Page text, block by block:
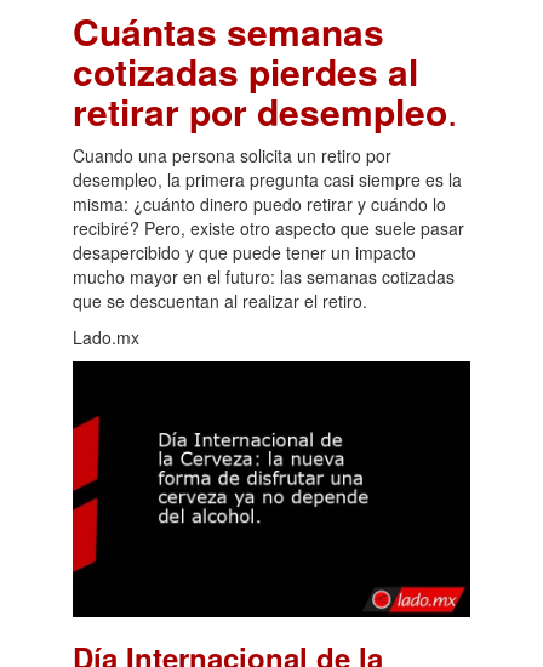
Cuántas semanas
cotizadas pierdes al
retirar por desempleo.
Cuando una persona solicita un retiro por
desempleo, la primera pregunta casi siempre es la
misma: ¿cuánto dinero puedo retirar y cuándo lo
recibiré? Pero, existe otro aspecto que suele pasar
desapercibido y que puede tener un impacto
mucho mayor en el futuro: las semanas cotizadas
que se descuentan al realizar el retiro.
Lado.mx
Día Internacional de la